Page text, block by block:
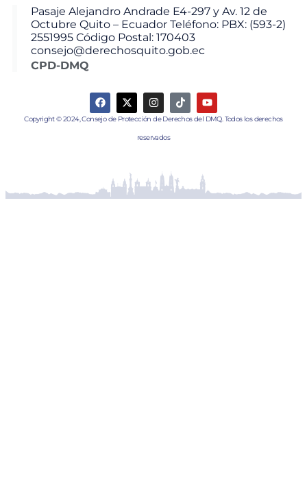
Pasaje Alejandro Andrade E4-297 y Av. 12 de
Octubre Quito – Ecuador Teléfono: PBX: (593-2)
2551995 Código Postal: 170403
consejo@derechosquito.gob.ec
CPD-DMQ
Copyright © 2024, Consejo de Protección de Derechos del DMQ. Todos los derechos
reservados